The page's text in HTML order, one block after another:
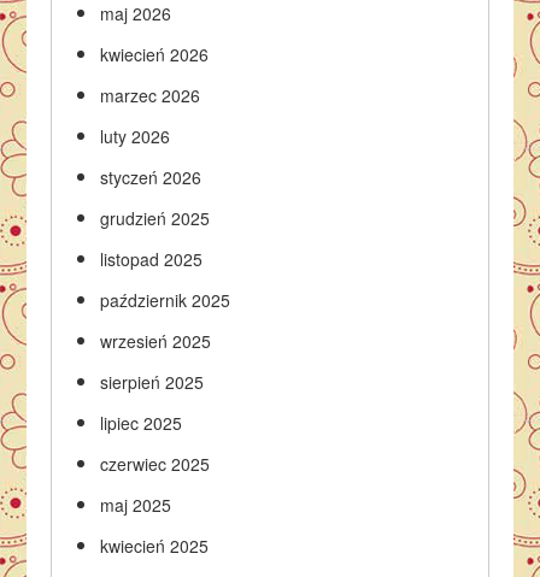
maj 2026
kwiecień 2026
marzec 2026
luty 2026
styczeń 2026
grudzień 2025
listopad 2025
październik 2025
wrzesień 2025
sierpień 2025
lipiec 2025
czerwiec 2025
maj 2025
kwiecień 2025